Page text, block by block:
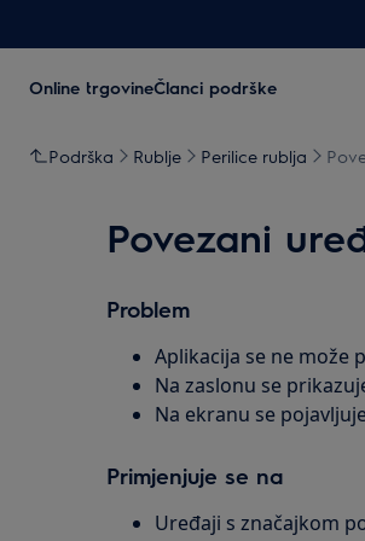
Online trgovineČlanci podrške
Podrška Rublje Perilice rublja
Povezani
Problem
Aplikacija se ne može
Na zaslonu se
Na ekranu se
Primjenjuje se na
Uređaji s značajkom